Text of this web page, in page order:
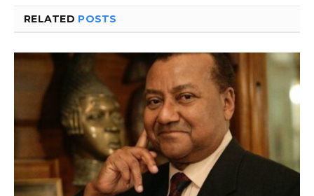
RELATED POSTS